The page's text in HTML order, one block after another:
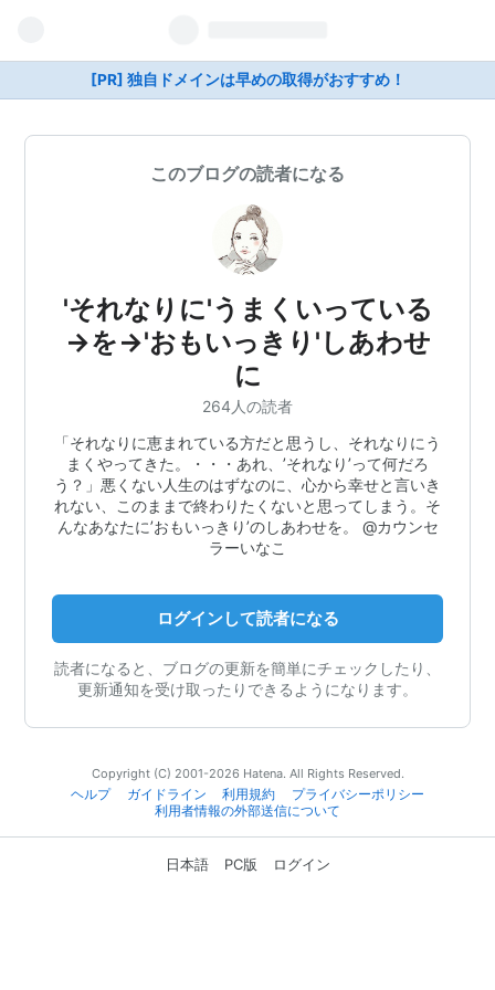
[PR] 独自ドメインは早めの取得がおすすめ！
このブログの読者になる
'それなりに'うまくいっている
→を→'おもいっきり'しあわせ
に
264人の読者
「それなりに恵まれている方だと思うし、それなりにう
まくやってきた。・・・あれ、’それなり’って何だろ
う？」悪くない人生のはずなのに、心から幸せと言いき
れない、このままで終わりたくないと思ってしまう。そ
んなあなたに’おもいっきり’のしあわせを。 @カウンセ
ラーいなこ
ログインして読者になる
読者になると、ブログの更新を簡単にチェックしたり、
更新通知を受け取ったりできるようになります。
Copyright (C) 2001-2026 Hatena. All Rights Reserved.
ヘルプ
ガイドライン 利用規約
プライバシーポリシー
利用者情報の外部送信について
日本語 PC版 ログイン